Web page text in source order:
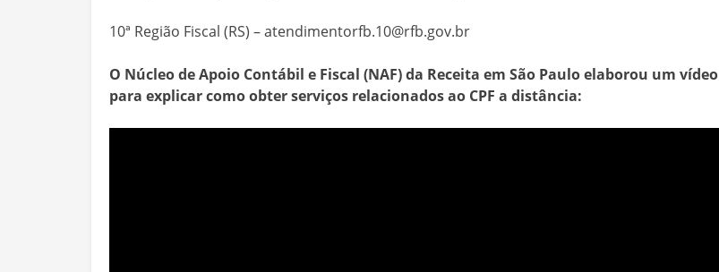
10ª Região Fiscal (RS) –atendimentorfb.10@rfb.gov.br
O Núcleo de Apoio Contábil e Fiscal (NAF) da Receita em São Paulo elaborou um vídeo
para explicar como obter serviços relacionados ao CPF a distância: